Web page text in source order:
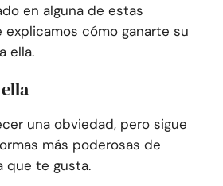
en alguna de estas
cómo ganarte su
ella.
una obviedad, pero sigue
más poderosas de
que te gusta.